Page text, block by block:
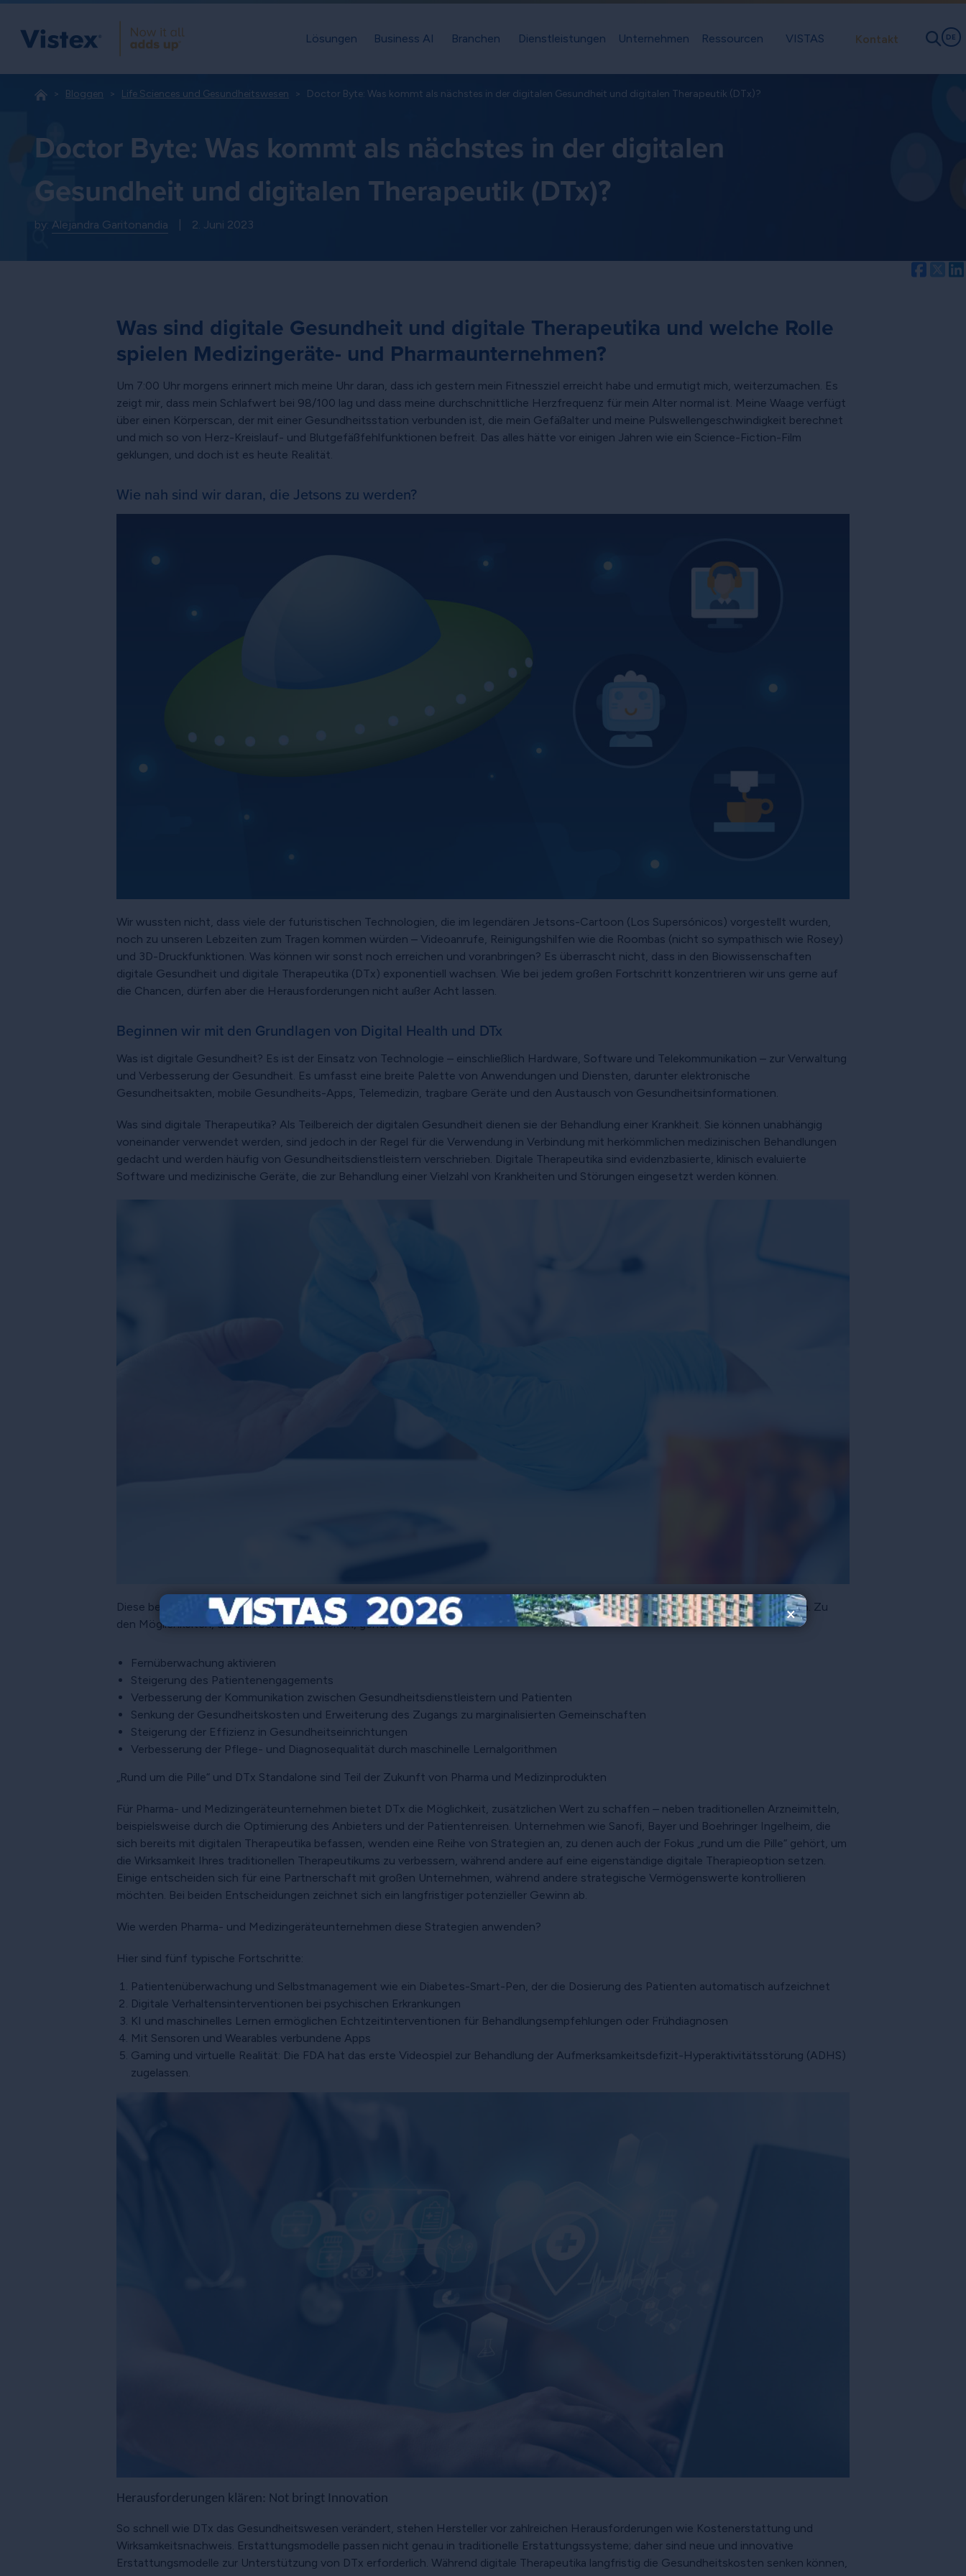
DE
Lösungen Business AI Branchen Dienstleistungen Unternehmen Ressourcen VISTAS Kontakt
×
Bloggen Life Sciences und Gesundheitswesen Doctor Byte: Was kommt als nächstes in der digitalen Gesundheit und digitalen Therapeutik (DTx)?
Doctor Byte: Was kommt als nächstes in der digitalen
Gesundheit und digitalen Therapeutik (DTx)?
by:Alejandra Garitonandia 2. Juni 2023
Was sind digitale Gesundheit und digitale Therapeutika und welche Rolle
spielen Medizingeräte- und Pharmaunternehmen?
Um 7:00 Uhr morgens erinnert mich meine Uhr daran, dass ich gestern mein Fitnessziel erreicht habe und ermutigt mich, weiterzumachen. Es
zeigt mir, dass mein Schlafwert bei 98/100 lag und dass meine durchschnittliche Herzfrequenz für mein Alter normal ist. Meine Waage verfügt
über einen Körperscan, der mit einer Gesundheitsstation verbunden ist, die mein Gefäßalter und meine Pulswellengeschwindigkeit berechnet
und mich so von Herz-Kreislauf- und Blutgefäßfehlfunktionen befreit. Das alles hätte vor einigen Jahren wie ein Science-Fiction-Film
geklungen, und doch ist es heute Realität.
Wie nah sind wir daran, die Jetsons zu werden?
Wir wussten nicht, dass viele der futuristischen Technologien, die im legendären Jetsons-Cartoon (Los Supersónicos) vorgestellt wurden,
noch zu unseren Lebzeiten zum Tragen kommen würden – Videoanrufe, Reinigungshilfen wie die Roombas (nicht so sympathisch wie Rosey)
und 3D-Druckfunktionen. Was können wir sonst noch erreichen und voranbringen? Es überrascht nicht, dass in den Biowissenschaften
digitale Gesundheit und digitale Therapeutika (DTx) exponentiell wachsen. Wie bei jedem großen Fortschritt konzentrieren wir uns gerne auf
die Chancen, dürfen aber die Herausforderungen nicht außer Acht lassen.
Beginnen wir mit den Grundlagen von Digital Health und DTx
Was ist digitale Gesundheit? Es ist der Einsatz von Technologie – einschließlich Hardware, Software und Telekommunikation – zur Verwaltung
und Verbesserung der Gesundheit. Es umfasst eine breite Palette von Anwendungen und Diensten, darunter elektronische
Gesundheitsakten, mobile Gesundheits-Apps, Telemedizin, tragbare Geräte und den Austausch von Gesundheitsinformationen.
Was sind digitale Therapeutika? Als Teilbereich der digitalen Gesundheit dienen sie der Behandlung einer Krankheit. Sie können unabhängig
voneinander verwendet werden, sind jedoch in der Regel für die Verwendung in Verbindung mit herkömmlichen medizinischen Behandlungen
gedacht und werden häufig von Gesundheitsdienstleistern verschrieben. Digitale Therapeutika sind evidenzbasierte, klinisch evaluierte
Software und medizinische Geräte, die zur Behandlung einer Vielzahl von Krankheiten und Störungen eingesetzt werden können.
Diese beiden Fortschritte in den Biowissenschaften werden Bestand haben und das Gesundheitswesen, wie wir es kennen, verändern. Zu
den Möglichkeiten, die sich bereits entwickeln, gehören:
Fernüberwachung aktivieren
Steigerung des Patientenengagements
Verbesserung der Kommunikation zwischen Gesundheitsdienstleistern und Patienten
Senkung der Gesundheitskosten und Erweiterung des Zugangs zu marginalisierten Gemeinschaften
Steigerung der Effizienz in Gesundheitseinrichtungen
Verbesserung der Pflege- und Diagnosequalität durch maschinelle Lernalgorithmen
„Rund um die Pille“ und DTx Standalone sind Teil der Zukunft von Pharma und Medizinprodukten
Für Pharma- und Medizingeräteunternehmen bietet DTx die Möglichkeit, zusätzlichen Wert zu schaffen – neben traditionellen Arzneimitteln,
beispielsweise durch die Optimierung des Anbieters und der Patientenreisen. Unternehmen wie Sanofi, Bayer und Boehringer Ingelheim, die
sich bereits mit digitalen Therapeutika befassen, wenden eine Reihe von Strategien an, zu denen auch der Fokus „rund um die Pille“ gehört, um
die Wirksamkeit Ihres traditionellen Therapeutikums zu verbessern, während andere auf eine eigenständige digitale Therapieoption setzen.
Einige entscheiden sich für eine Partnerschaft mit großen Unternehmen, während andere strategische Vermögenswerte kontrollieren
möchten. Bei beiden Entscheidungen zeichnet sich ein langfristiger potenzieller Gewinn ab.
Wie werden Pharma- und Medizingeräteunternehmen diese Strategien anwenden?
Hier sind fünf typische Fortschritte:
Patientenüberwachung und Selbstmanagement wie ein Diabetes-Smart-Pen, der die Dosierung des Patienten automatisch aufzeichnet
Digitale Verhaltensinterventionen bei psychischen Erkrankungen
KI und maschinelles Lernen ermöglichen Echtzeitinterventionen für Behandlungsempfehlungen oder Frühdiagnosen
Mit Sensoren und Wearables verbundene Apps
Gaming und virtuelle Realität: Die FDA hat das erste Videospiel zur Behandlung der Aufmerksamkeitsdefizit-Hyperaktivitätsstörung (ADHS)
zugelassen.
Herausforderungen klären: Not bringt Innovation
So schnell wie DTx das Gesundheitswesen verändert, stehen Hersteller vor zahlreichen Herausforderungen wie Kostenerstattung und
Wirksamkeitsnachweis. Erstattungsmodelle passen nicht genau in traditionelle Erstattungssysteme; daher sind neue und innovative
Erstattungsmodelle zur Unterstützung von DTx erforderlich. Während digitale Therapeutika langfristig die Gesundheitskosten senken können,